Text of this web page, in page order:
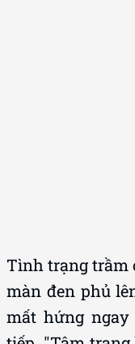
màn đen phủ
mất hứng
tiếp. "Tâm
vui được?" –